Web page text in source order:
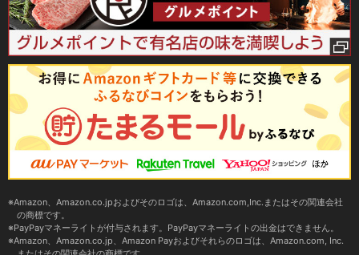
Amazon、Amazon.co.jpおよびそのロゴは、Amazon.com,Inc.またはその関連会社
の商標です。
PayPayマネーライトが付与されます。PayPayマネーライトの出金はできません。
Amazon、Amazon.co.jp、Amazon Payおよびそれらのロゴは、Amazon.com, Inc.